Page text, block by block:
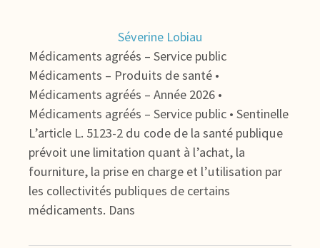
Séverine Lobiau
Médicaments agréés – Service public
Médicaments – Produits de santé •
Médicaments agréés – Année 2026 •
Médicaments agréés – Service public • Sentinelle
L’article L. 5123-2 du code de la santé publique
prévoit une limitation quant à l’achat, la
fourniture, la prise en charge et l’utilisation par
les collectivités publiques de certains
médicaments. Dans